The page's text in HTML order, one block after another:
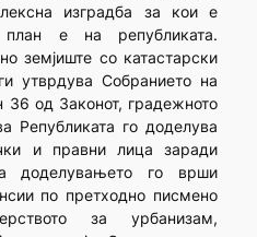
изградба за кои е
план е на републиката.
земјиште со катастарски
утврдува Собранието на
36 од Законот, градежното
Републиката го доделува
и правни лица заради
доделувањето го врши
по претходно писмено
за урбанизам,